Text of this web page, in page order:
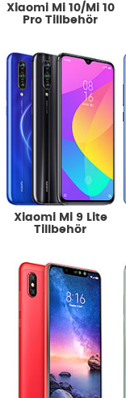
Xiaomi Mi 10/Mi 10
Pro Tillbehör
Xiaomi Mi 9 Lite
Tillbehör